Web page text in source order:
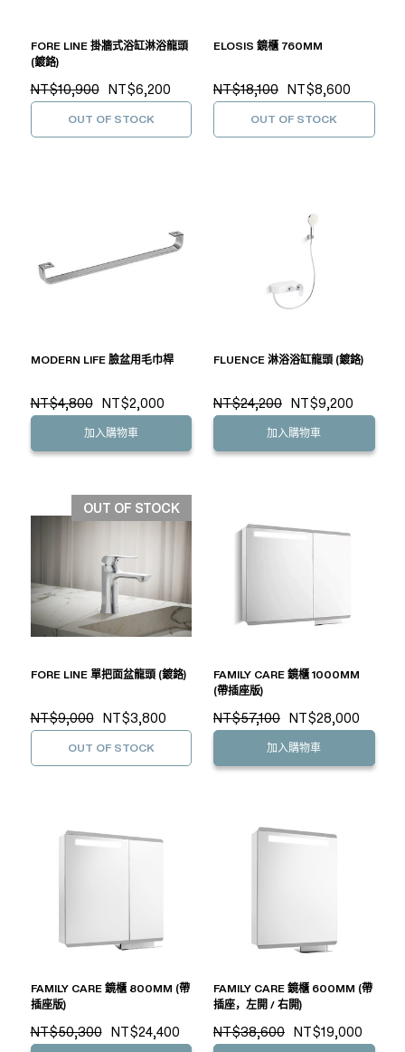
FORE LINE 掛牆式浴缸淋浴龍頭
(鍍鉻)
NT$10,900 NT$6,200
OUT OF STOCK
ELOSIS 鏡櫃 760MM
NT$18,100 NT$8,600
OUT OF STOCK
MODERN LIFE 臉盆用毛巾桿
NT$4,800 NT$2,000
加入購物車
FLUENCE 淋浴浴缸龍頭 (鍍鉻)
NT$24,200 NT$9,200
加入購物車
OUT OF STOCK
FORE LINE 單把面盆龍頭 (鍍鉻)
NT$9,000 NT$3,800
OUT OF STOCK
FAMILY CARE 鏡櫃 1000MM
(帶插座版)
NT$57,100 NT$28,000
加入購物車
FAMILY CARE 鏡櫃 800MM (帶
插座版)
NT$50,300 NT$24,400
FAMILY CARE 鏡櫃 600MM (帶
插座，左開 / 右開)
NT$38,600 NT$19,000